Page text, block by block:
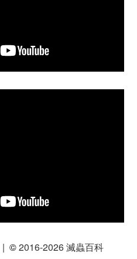
| ©2016-2026 滅蟲百科